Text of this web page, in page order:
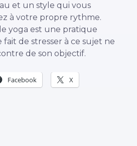
et un style qui vous
à votre propre rythme.
yoga est une pratique
de stresser à ce sujet ne
de son objectif.
Facebook X